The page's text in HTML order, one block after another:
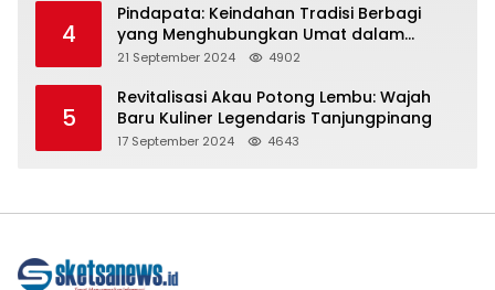
4
Pindapata: Keindahan Tradisi Berbagi
yang Menghubungkan Umat dalam
Spiritualitas dan Kebersamaan dalam
21 September 2024 4902
5
Revitalisasi Akau Potong Lembu: Wajah
Baru Kuliner Legendaris Tanjungpinang
17 September 2024 4643